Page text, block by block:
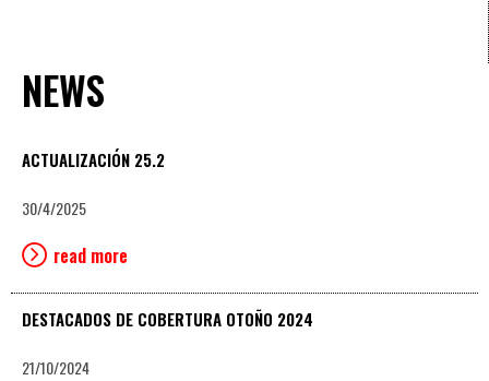
NEWS
ACTUALIZACIÓN 25.2
30/4/2025
read more
DESTACADOS DE COBERTURA OTOÑO 2024
21/10/2024